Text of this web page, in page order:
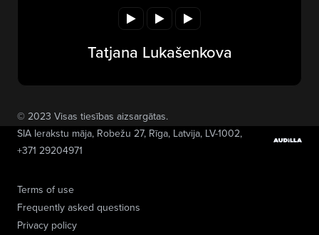
Tatjana Lukašenkova
Terms of use
Frequently asked questions
Privacy policy
© 2023 Visas tiesības aizsargātas.
SIA Ierakstu māja, Robežu 27, Rīga, Latvija, LV-1002,
+371 29204971